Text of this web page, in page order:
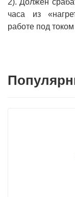
2). Должен
часа из
работе под